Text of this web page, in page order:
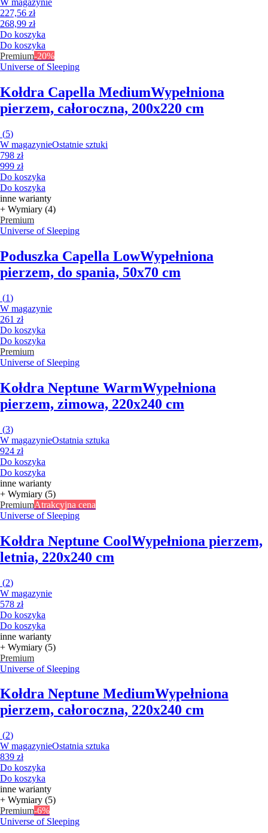
W magazynie
227,56 zł
268,99 zł
Do koszyka
Do koszyka
Premium-20%
Universe of Sleeping
Kołdra Capella MediumWypełniona
pierzem, całoroczna, 200x220 cm
(5)
W magazynieOstatnie sztuki
798 zł
999 zł
Do koszyka
Do koszyka
inne warianty
+ Wymiary (4)
Premium
Universe of Sleeping
Poduszka Capella LowWypełniona
pierzem, do spania, 50x70 cm
(1)
W magazynie
261 zł
Do koszyka
Do koszyka
Premium
Universe of Sleeping
Kołdra Neptune WarmWypełniona
pierzem, zimowa, 220x240 cm
(3)
W magazynieOstatnia sztuka
924 zł
Do koszyka
Do koszyka
inne warianty
+ Wymiary (5)
PremiumAtrakcyjna cena
Universe of Sleeping
Kołdra Neptune CoolWypełniona pierzem,
letnia, 220x240 cm
(2)
W magazynie
578 zł
Do koszyka
Do koszyka
inne warianty
+ Wymiary (5)
Premium
Universe of Sleeping
Kołdra Neptune MediumWypełniona
pierzem, całoroczna, 220x240 cm
(2)
W magazynieOstatnia sztuka
839 zł
Do koszyka
Do koszyka
inne warianty
+ Wymiary (5)
Premium-6%
Universe of Sleeping